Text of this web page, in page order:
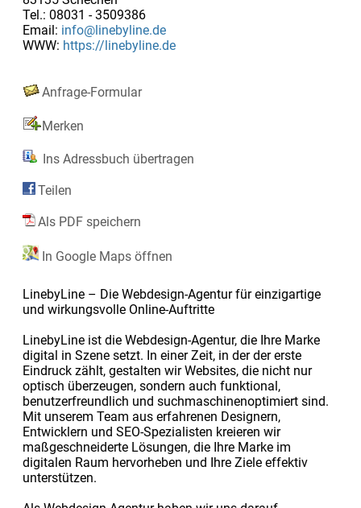
Tel.: 08031 - 3509386
Email: info@linebyline.de
WWW: https://linebyline.de
Anfrage-Formular
Merken
Ins Adressbuch übertragen
Teilen
Als PDF speichern
In Google Maps öffnen
LinebyLine – Die Webdesign-Agentur für einzigartige
und wirkungsvolle Online-Auftritte
LinebyLine ist die Webdesign-Agentur, die Ihre Marke
digital in Szene setzt. In einer Zeit, in der der erste
Eindruck zählt, gestalten wir Websites, die nicht nur
optisch überzeugen, sondern auch funktional,
benutzerfreundlich und suchmaschinenoptimiert sind.
Mit unserem Team aus erfahrenen Designern,
Entwicklern und SEO-Spezialisten kreieren wir
maßgeschneiderte Lösungen, die Ihre Marke im
digitalen Raum hervorheben und Ihre Ziele effektiv
unterstützen.